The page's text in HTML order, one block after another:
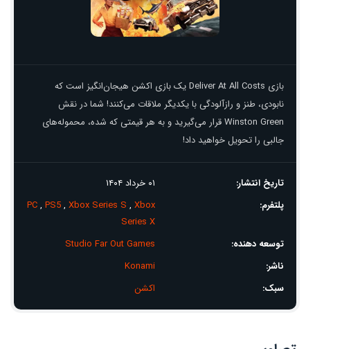
بازی Deliver At All Costs یک بازی اکشن هیجان‌انگیز است که
نابودی، طنز و رازآلودگی با یکدیگر ملاقات می‌کنند! شما در نقش
Winston Green قرار می‌گیرید و به هر قیمتی که شده، محموله‌های
جالبی را تحویل خواهید داد!
تاریخ انتشار:
۰۱ خرداد ۱۴۰۴
پلتفرم:
PC, PS5, Xbox Series S , Xbox
Series X
توسعه دهنده:
Studio Far Out Games
ناشر:
Konami
سبک:
اکشن